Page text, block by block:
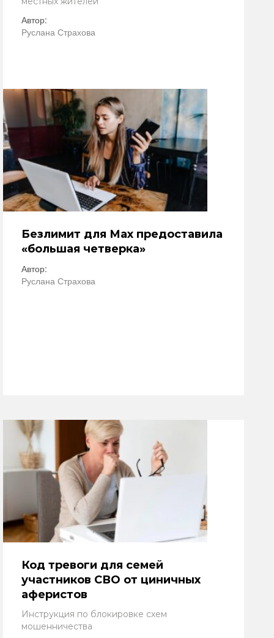
Автор:
Руслана Страхова
Безлимит для Мах предоставила
«большая четверка»
Автор:
Руслана Страхова
Код тревоги для семей
участников СВО от циничных
аферистов
Инструкция по блокировке схем
мошенничества